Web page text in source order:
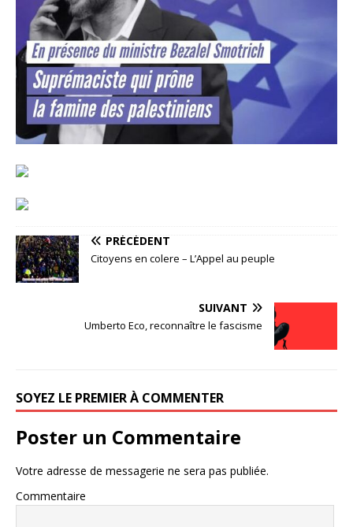
PRÉCÉDENT
Citoyens en colere – L’Appel au peuple
SUIVANT
Umberto Eco, reconnaître le fascisme
SOYEZ LE PREMIER À COMMENTER
Poster un Commentaire
Votre adresse de messagerie ne sera pas publiée.
Commentaire